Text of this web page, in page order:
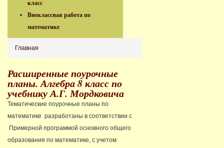
класс
Внеклассная работа по
математике
Главная
Расширенные поурочные
планы. Алгебра 8 класс по
учебнику А.Г. Мордковича
Тематические поурочные планы по
математике разработаны в соответствии с
Примерной программой основного общего
образования по математике, с учетом